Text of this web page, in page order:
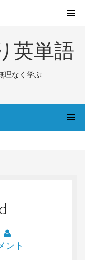
英単語
理なく学ぶ
ント